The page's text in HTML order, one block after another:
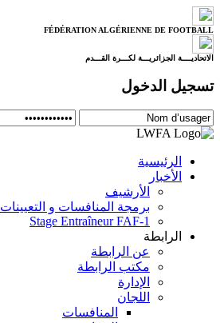
FÉDÉRATION ALGÉRIENNE DE FOOTBALL
الاتحاديــــة الجزائريـــة لكـــرة القـــدم
تسجيل الدخول
الرئيسية
الأخبار
الأرشيف
برمجة المنافسات و التعيينات
Stage Entraîneur FAF-1
الرابطة
عن الرابطة
مكتب الرابطة
الإدارة
اللجان
المنافسات